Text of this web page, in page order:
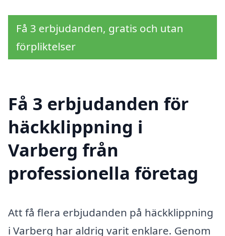
Få 3 erbjudanden, gratis och utan
förpliktelser
Få 3 erbjudanden för
häckklippning i
Varberg från
professionella företag
Att få flera erbjudanden på häckklippning
i Varberg har aldrig varit enklare. Genom